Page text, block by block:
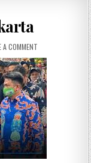
A COMMENTON GUBERNUR